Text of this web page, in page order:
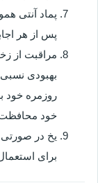
پماد آنتی
پس از هر
مراقبت از
بهبودی نسبی
روزمره خود
خود محافظت
یخ در صورتی
برای